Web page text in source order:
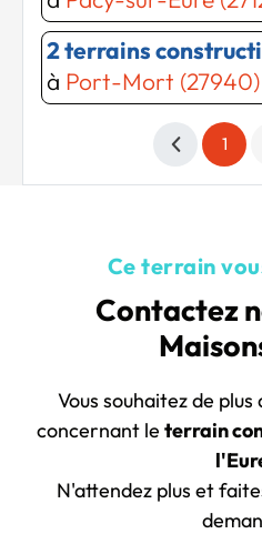
2 terrains
à Port-Mort (27940)
1
Ce terrain
Contactez
Vous souhaitez de
concernant le terrain
N'attendez plus et